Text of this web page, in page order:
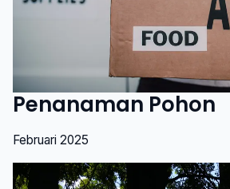
Penanaman Pohon
Februari 2025